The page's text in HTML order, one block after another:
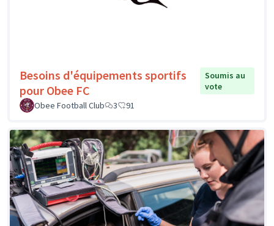
Besoins d'équipements sportifs
pour Obee FC
Soumis au
vote
Obee Football Club
3 91